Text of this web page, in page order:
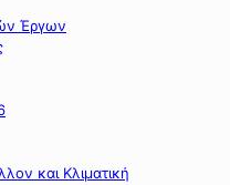
Έργων
και Κλιματική